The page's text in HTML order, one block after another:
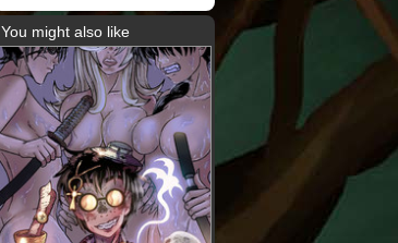
You might also like